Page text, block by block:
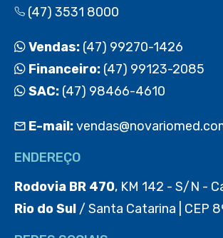
(47) 3531 8000
Vendas: (47) 99270-1426
Financeiro: (47) 99123-2085
SAC: (47) 98466-4610
E-mail:
ENDEREÇO
Rodovia BR 470, KM 142 - S/N -
Rio do Sul / Santa Catarina | CEP